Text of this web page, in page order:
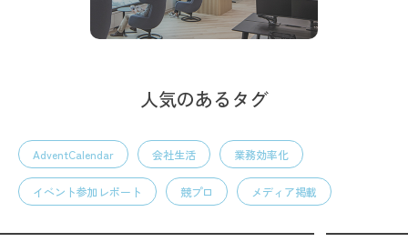
人気のあるタグ
AdventCalendar 会社生活 業務効率化
イベント参加レポート 競プロ メディア掲載